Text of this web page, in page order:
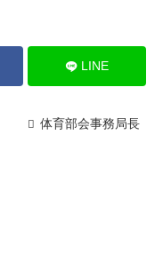
LINE
体育部会事務局長